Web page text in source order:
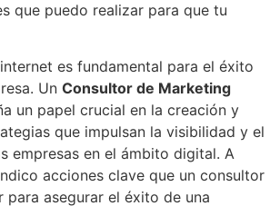
que puedo realizar para que tu
es fundamental para el éxito
Un Consultor de Marketing
un papel crucial en la creación y
que impulsan la visibilidad y el
empresas en el ámbito digital. A
acciones clave que un consultor
para asegurar el éxito de una